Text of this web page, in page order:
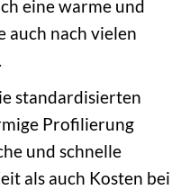
eine warme und
auch nach vielen
standardisierten
Profilierung
und schnelle
als auch Kosten bei